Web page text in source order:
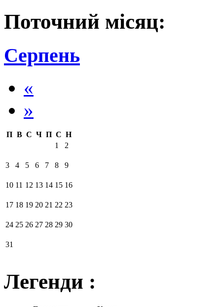
Поточний місяц:
Серпень
«
»
П В С Ч П С Н
1
2
3 4 5 6 7 8 9
10 11 12 13 14 15 16
17 18 19 20 21 22 23
24 25 26 27 28 29 30
31
Легенди :